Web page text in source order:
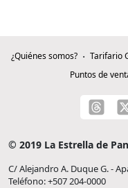
¿Quiénes somos? Tarifario
Puntos de
© 2019 La Estrella de
C/ Alejandro A. Duque G. -
Teléfono: +507 204-0000